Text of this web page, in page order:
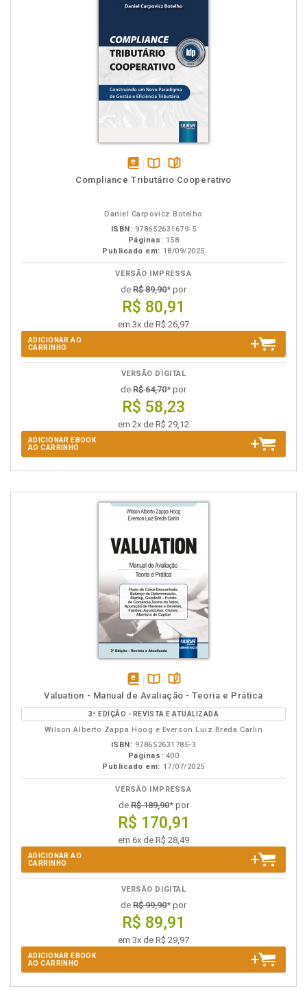
disponívelDisponível
páginas
Compliance Tributário Cooperativo
Daniel Carpovicz Botelho
ISBN: 978652631679-5
Páginas: 158
Publicado em: 18/09/2025
VERSÃO IMPRESSA
de R$ 89,90* por
R$ 80,91
em 3x de R$ 26,97
ADICIONAR AO
CARRINHO
VERSÃO DIGITAL
de R$ 64,70* por
R$ 58,23
em 2x de R$ 29,12
ADICIONAR EBOOK
AO CARRINHO
disponível
em
eBook
Disponível
na
B.V.
páginas
Valuation - Manual de Avaliação - Teoria e Prática
3ª EDIÇÃO - REVISTA E ATUALIZADA
Wilson Alberto Zappa Hoog e Everson Luiz Breda Carlin
ISBN: 978652631785-3
Páginas: 400
Publicado em: 17/07/2025
VERSÃO IMPRESSA
deR$ 189,90* por
R$ 170,91
em 6x de R$ 28,49
ADICIONAR AO
CARRINHO
VERSÃO DIGITAL
de R$ 99,90* por
R$ 89,91
em 3x de R$ 29,97
ADICIONAR EBOOK
AO CARRINHO